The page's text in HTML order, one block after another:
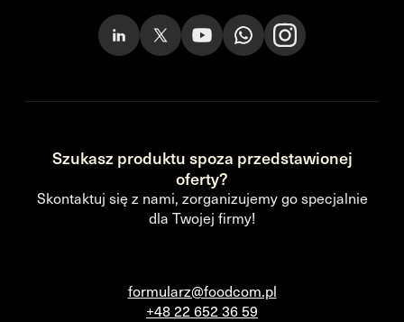
Szukasz produktu spoza przedstawionej
oferty?
Skontaktuj się z nami, zorganizujemy go specjalnie
dla Twojej firmy!
formularz@foodcom.pl
+48 22 652 36 59